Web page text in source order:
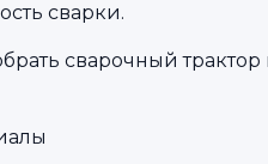
сварки.
сварочный